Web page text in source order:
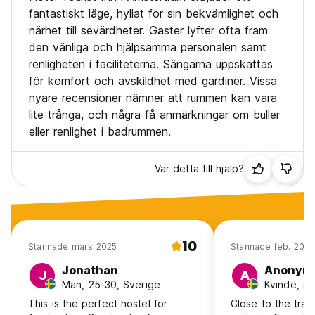
befintliga stadsskatten på 7 % . Observera att denna extra
avgift kan betalas vid ankomst till hotellet.
Andra villkor gäller för gruppbokningar på femton eller fler
personer, vänligen kontakta hotellet direkt för detta.
Högsta ålder i sovsalar är 45 år. (Auto-translated from
original language)
fantastiskt läge, hyllat för sin bekvämlighet och
närhet till sevärdheter. Gäster lyfter ofta fram
den vänliga och hjälpsamma personalen samt
renligheten i faciliteterna. Sängarna uppskattas
för komfort och avskildhet med gardiner. Vissa
nyare recensioner nämner att rummen kan vara
lite trånga, och några få anmärkningar om buller
eller renlighet i badrummen.
Var detta till hjälp?
Stannade mars 2025 10
J Jonathan
Man, 25-30, Sverige
This is the perfect hostel for
Stannade feb. 2024
A Anonym
Kvinde,
Close to the